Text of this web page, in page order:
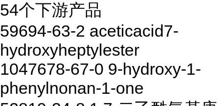
54个下游产品
59694-63-2 aceticacid7-
hydroxyheptylester
1047678-67-0 9-hydroxy-1-
phenylnonan-1-one